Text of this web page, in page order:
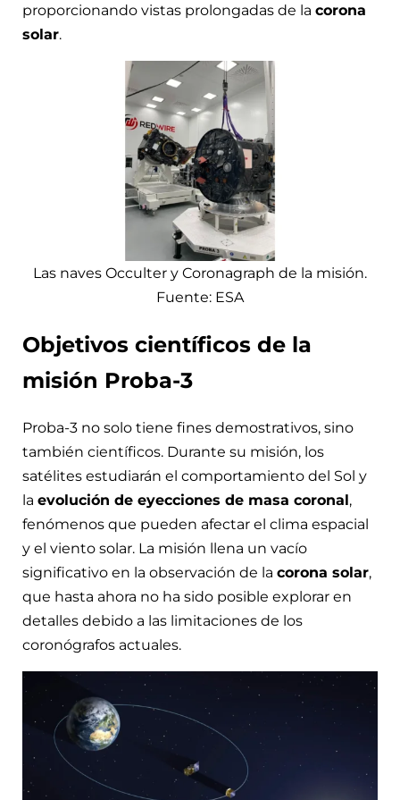
proporcionando vistas prolongadas de la corona
solar.
Las naves Occulter y Coronagraph de la misión.
Fuente: ESA
Objetivos científicos de la
misión Proba-3
Proba-3 no solo tiene fines demostrativos, sino
también científicos. Durante su misión, los
satélites estudiarán el comportamiento del Sol y
la evolución de eyecciones de masa coronal,
fenómenos que pueden afectar el clima espacial
y el viento solar. La misión llena un vacío
significativo en la observación de la corona solar,
que hasta ahora no ha sido posible explorar en
detalles debido a las limitaciones de los
coronógrafos actuales.